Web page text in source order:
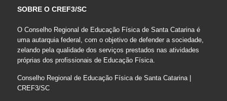
SOBRE O CREF3/SC
O Conselho Regional de Educação Física de Santa Catarina é
uma autarquia federal, com o objetivo de defender a sociedade,
zelando pela qualidade dos serviços prestados nas atividades
próprias dos profissionais de Educação Física.
Conselho Regional de Educação Física de Santa Catarina |
CREF3/SC